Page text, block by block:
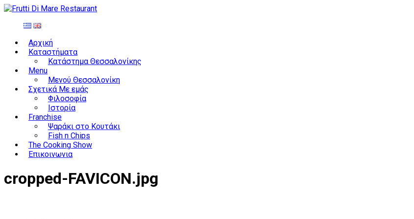
Αρχική
Καταστήματα
Κατάστημα Θεσσαλονίκης
Menu
Μενού Θεσσαλονίκη
Σχετικά Με εμάς
Φιλοσοφία
Ιστορία
Franchise
Ψαράκι στο Κουτάκι
Fish n Chips
The Cooking Show
Επικοινωνια
cropped-FAVICON.jpg